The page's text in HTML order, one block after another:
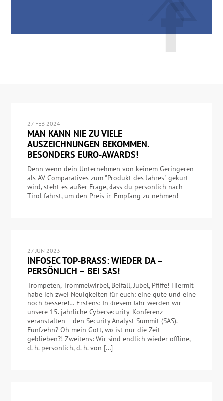
27 FEB 2024
MAN KANN NIE ZU VIELE
AUSZEICHNUNGEN BEKOMMEN.
BESONDERS EURO-AWARDS!
Denn wenn dein Unternehmen von keinem Geringeren
als AV-Comparatives zum "Produkt des Jahres" gekürt
wird, steht es außer Frage, dass du persönlich nach
Tirol fährst, um den Preis in Empfang zu nehmen!
27 JUN 2023
INFOSEC TOP-BRASS: WIEDER DA –
PERSÖNLICH – BEI SAS!
Trompeten, Trommelwirbel, Beifall, Jubel, Pfiffe! Hiermit
habe ich zwei Neuigkeiten für euch: eine gute und eine
noch bessere!… Erstens: In diesem Jahr werden wir
unsere 15. jährliche Cybersecurity-Konferenz
veranstalten – den Security Analyst Summit (SAS).
Fünfzehn? Oh mein Gott, wo ist nur die Zeit
geblieben?! Zweitens: Wir sind endlich wieder offline,
d. h. persönlich, d. h. von […]